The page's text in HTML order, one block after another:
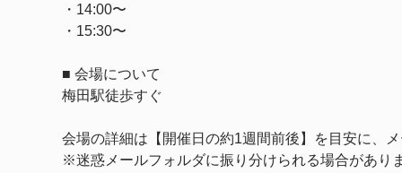
・14:00〜
・15:30〜
■ 会場について
梅田駅徒歩すぐ
会場の詳細は【開催日の約1週間前後】を目安に、
※迷惑メールフォルダに振り分けられる場合があり